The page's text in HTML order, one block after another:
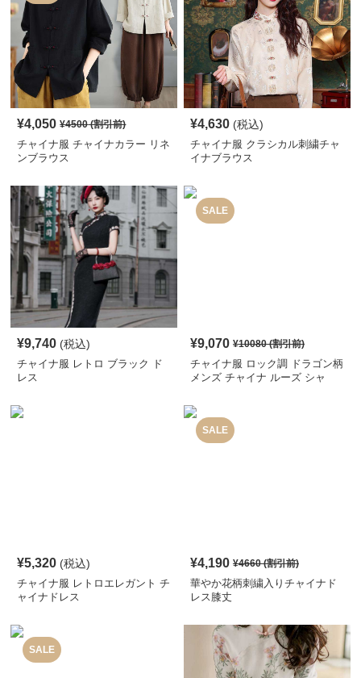
¥4,050 ¥4500(割引前)
チャイナ服 チャイナカラー リネ
ンブラウス
¥4,630 (税込)
チャイナ服 クラシカル刺繍チャ
イナブラウス
¥9,740 (税込)
チャイナ服 レトロ ブラック ド
レス
SALE
¥9,070 ¥10080(割引前)
チャイナ服 ロック調 ドラゴン柄
メンズ チャイナ ルーズ シャ
¥5,320 (税込)
チャイナ服 レトロエレガント チ
ャイナドレス
SALE
¥4,190 ¥4660(割引前)
華やか花柄刺繍入りチャイナド
レス膝丈
SALE